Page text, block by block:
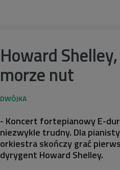
Howard
morze nut
- Koncert fortepianowy E-
niezwykle trudny. Dla
orkiestra skończy grać
dyrygent Howard Shelley.